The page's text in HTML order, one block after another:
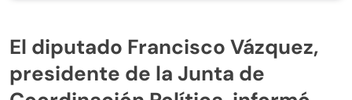
El diputado Francisco Vázquez,
presidente de la Junta de